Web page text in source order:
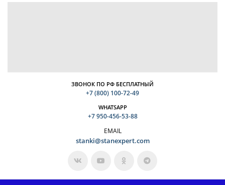
ЗВОНОК ПО РФ БЕСПЛАТНЫЙ
+7 (800) 100-72-49
WHATSAPP
+7 950-456-53-88
EMAIL
stanki@stanexpert.com